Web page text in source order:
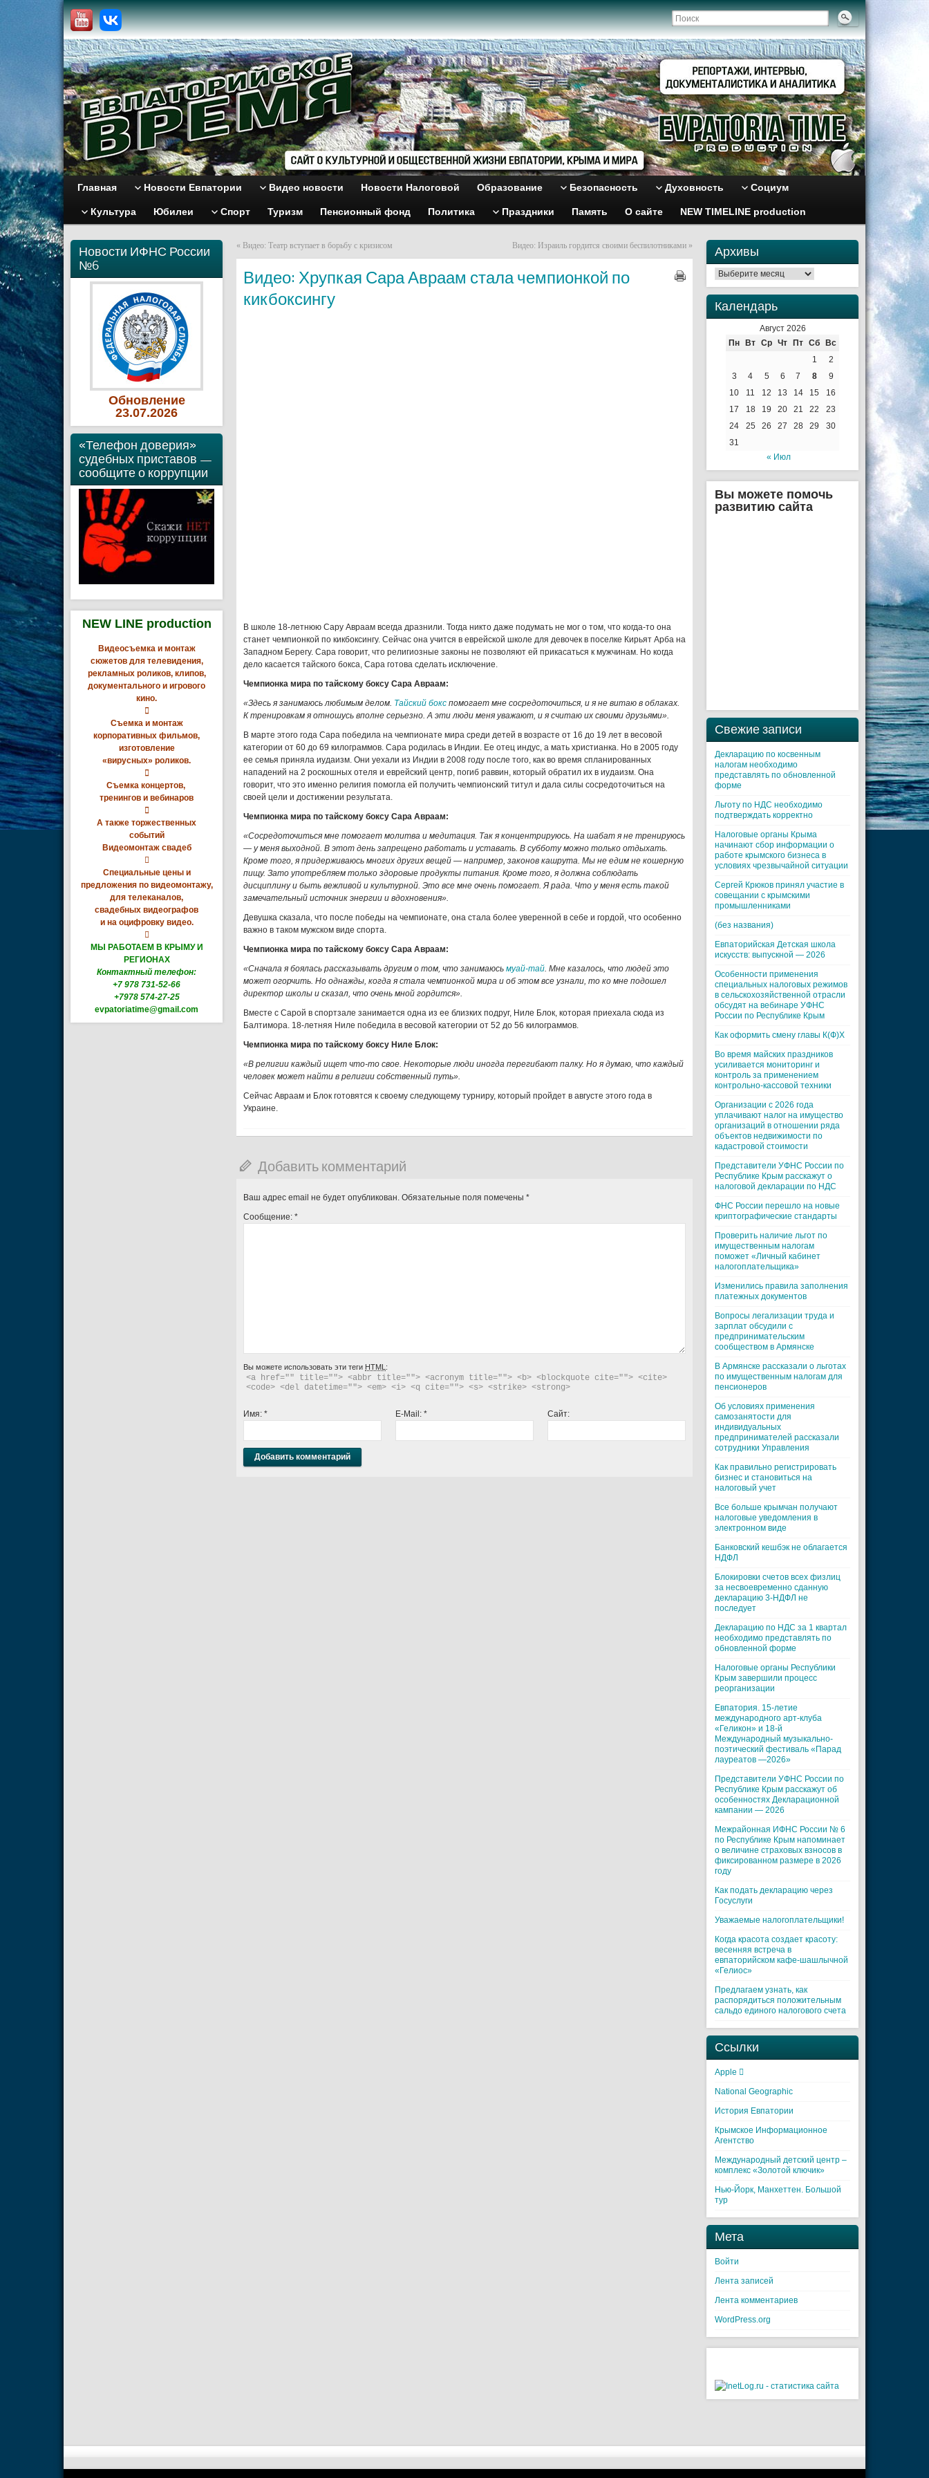
Главная Новости Евпатории Видео новости Новости Налоговой Образование Безопасность Духовность Социум
Культура Юбилеи Спорт Туризм Пенсионный фонд Политика Праздники Память О сайте NEW TIMELINE production
Новости ИФНС России
№6
Обновление
23.07.2026
«Телефон доверия»
судебных приставов —
сообщите о коррупции
NEW LINE production
Видеосъемка и монтаж
сюжетов для телевидения,
рекламных роликов, клипов,
документального и игрового
кино.

Съемка и монтаж
корпоративных фильмов,
изготовление
«вирусных» роликов.

Съемка концертов,
тренингов и вебинаров

А также торжественных
событий
Видеомонтаж свадеб

Специальные цены и
предложения по видеомонтажу,
для телеканалов,
свадебных видеографов
и на оцифровку видео.

МЫ РАБОТАЕМ В КРЫМУ И
РЕГИОНАХ
Контактный телефон:
+7 978 731-52-66
+7978 574-27-25
evpatoriatime@gmail.com
« Видео: Театр вступает в борьбу с кризисом Видео: Израиль гордится своими беспилотниками »
Видео: Хрупкая Сара Авраам стала чемпионкой по
кикбоксингу
В школе 18-летнюю Сару Авраам всегда дразнили. Тогда никто даже подумать не мог о том, что когда-то она
станет чемпионкой по кикбоксингу. Сейчас она учится в еврейской школе для девочек в поселке Кирьят Арба на
Западном Берегу. Сара говорит, что религиозные законы не позволяют ей прикасаться к мужчинам. Но когда
дело касается тайского бокса, Сара готова сделать исключение.
Чемпионка мира по тайскому боксу Сара Авраам:
«Здесь я занимаюсь любимым делом. Тайский бокс помогает мне сосредоточиться, и я не витаю в облаках.
К тренировкам я отношусь вполне серьезно. А эти люди меня уважают, и я считаю их своими друзьями».
В марте этого года Сара победила на чемпионате мира среди детей в возрасте от 16 до 19 лет в весовой
категории от 60 до 69 килограммов. Сара родилась в Индии. Ее отец индус, а мать христианка. Но в 2005 году
ее семья приняла иудаизм. Они уехали из Индии в 2008 году после того, как во время спланированных
нападений на 2 роскошных отеля и еврейский центр, погиб раввин, который обратил их в иудаизм. Она
говорит, что это именно религия помогла ей получить чемпионский титул и дала силы сосредоточиться на
своей цели и достижении результата.
Чемпионка мира по тайскому боксу Сара Авраам:
«Сосредоточиться мне помогает молитва и медитация. Так я концентрируюсь. На шабат я не тренируюсь
— у меня выходной. В этот день запрещено работать и уставать. В субботу можно только отдыхать.
Кроме того, я придерживаюсь многих других вещей — например, законов кашрута. Мы не едим не кошерную
пищу. Зато употребляем только здоровые продукты питания. Кроме того, я должна соблюдать
дисциплину и быть вежливой и культурной. Это все мне очень помогает. Я рада. Что у меня есть такой
замечательный источник энергии и вдохновения».
Девушка сказала, что после победы на чемпионате, она стала более уверенной в себе и гордой, что особенно
важно в таком мужском виде спорта.
Чемпионка мира по тайскому боксу Сара Авраам:
«Сначала я боялась рассказывать другим о том, что занимаюсь муай-тай. Мне казалось, что людей это
может огорчить. Но однажды, когда я стала чемпионкой мира и об этом все узнали, то ко мне подошел
директор школы и сказал, что очень мной гордится».
Вместе с Сарой в спортзале занимается одна из ее близких подруг, Ниле Блок, которая приехала сюда из
Балтимора. 18-летняя Ниле победила в весовой категории от 52 до 56 килограммов.
Чемпионка мира по тайскому боксу Ниле Блок:
«В религии каждый ищет что-то свое. Некоторые люди иногда перегибают палку. Но я думаю, что каждый
человек может найти в религии собственный путь».
Сейчас Авраам и Блок готовятся к своему следующему турниру, который пройдет в августе этого года в
Украине.
Добавить комментарий
Ваш адрес email не будет опубликован. Обязательные поля помечены *
Сообщение: *
Вы можете использовать эти теги HTML :
<a href="" title=""> <abbr title=""> <acronym title=""> <b> <blockquote cite=""> <cite>
<code> <del datetime=""> <em> <i> <q cite=""> <s> <strike> <strong>
Имя: * E-Mail: * Сайт:
Архивы
Архивы
Календарь
Август 2026
Пн
Вт Ср Чт Пт Сб
Вс
1
2
3
4 5 6 7 8
9
10
11 12 13 14 15
16
17
18 19 20 21 22
23
24
25 26 27 28 29
30
31
« Июл
Вы можете помочь
развитию сайта
Свежие записи
Декларацию по косвенным
налогам необходимо
представлять по обновленной
форме
Льготу по НДС необходимо
подтверждать корректно
Налоговые органы Крыма
начинают сбор информации о
работе крымского бизнеса в
условиях чрезвычайной ситуации
Cергей Крюков принял участие в
совещании с крымскими
промышленниками
(без названия)
Евпаторийская Детская школа
искусств: выпускной — 2026
Особенности применения
специальных налоговых режимов
в сельскохозяйственной отрасли
обсудят на вебинаре УФНС
России по Республике Крым
Как оформить смену главы К(Ф)Х
Во время майских праздников
усиливается мониторинг и
контроль за применением
контрольно-кассовой техники
Организации с 2026 года
уплачивают налог на имущество
организаций в отношении ряда
объектов недвижимости по
кадастровой стоимости
Представители УФНС России по
Республике Крым расскажут о
налоговой декларации по НДС
ФНС России перешло на новые
криптографические стандарты
Проверить наличие льгот по
имущественным налогам
поможет «Личный кабинет
налогоплательщика»
Изменились правила заполнения
платежных документов
Вопросы легализации труда и
зарплат обсудили с
предпринимательским
сообществом в Армянске
В Армянске рассказали о льготах
по имущественным налогам для
пенсионеров
Об условиях применения
самозанятости для
индивидуальных
предпринимателей рассказали
сотрудники Управления
Как правильно регистрировать
бизнес и становиться на
налоговый учет
Все больше крымчан получают
налоговые уведомления в
электронном виде
Банковский кешбэк не облагается
НДФЛ
Блокировки счетов всех физлиц
за несвоевременно сданную
декларацию 3-НДФЛ не
последует
Декларацию по НДС за 1 квартал
необходимо представлять по
обновленной форме
Налоговые органы Республики
Крым завершили процесс
реорганизации
Евпатория. 15-летие
международного арт-клуба
«Геликон» и 18-й
Международный музыкально-
поэтический фестиваль «Парад
лауреатов —2026»
Представители УФНС России по
Республике Крым расскажут об
особенностях Декларационной
кампании — 2026
Межрайонная ИФНС России № 6
по Республике Крым напоминает
о величине страховых взносов в
фиксированном размере в 2026
году
Как подать декларацию через
Госуслуги
Уважаемые налогоплательщики!
Когда красота создает красоту:
весенняя встреча в
евпаторийском кафе-шашлычной
«Гелиос»
Предлагаем узнать, как
распорядиться положительным
сальдо единого налогового счета
Ссылки
Apple 
National Geographic
История Евпатории
Крымское Информационное
Агентство
Международный детский центр –
комплекс «Золотой ключик»
Нью-Йорк, Манхеттен. Большой
тур
Мета
Войти
Лента записей
Лента комментариев
WordPress.org